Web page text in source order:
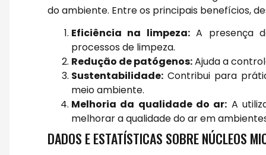
do ambiente. Entre os principais benefícios,
Eficiência na limpeza: A presença
processos de limpeza.
Redução de patógenos:Ajuda a
Sustentabilidade: Contribui para
meio ambiente.
Melhoria da qualidade do ar: A
melhorar a qualidade do ar em
DADOS E ESTATÍSTICAS SOBRE NÚCLEOS